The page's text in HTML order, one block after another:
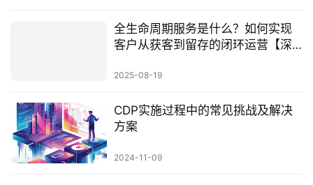
全生命周期服务是什么？如何实现
客户从获客到留存的闭环运营【深
2025-08-19
CDP实施过程中的常见挑战及解决
方案
2024-11-09